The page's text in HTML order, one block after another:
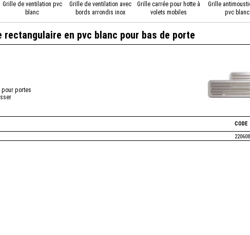
Grille de ventilation pvc
blanc
Grille de ventilation avec
bords arrondis inox
Grille carrée pour hotte à
volets mobiles
Grille
pvc blanc